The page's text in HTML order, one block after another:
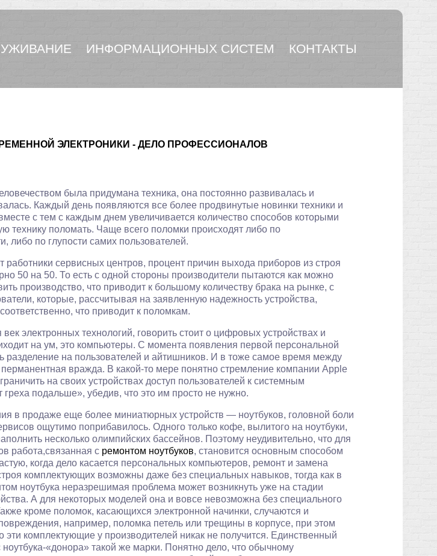
ИНФОРМАЦИОННЫХ СИСТЕМ КОНТАКТЫ
ЭЛЕКТРОНИКИ - ДЕЛО ПРОФЕССИОНАЛОВ
была придумана техника, она постоянно развивалась и
Каждый день появляются все более продвинутые новинки техники и
с тем с каждым днем увеличивается количество способов которыми
технику поломать. Чаще всего поломки происходят либо по
либо по глупости самих пользователей.
работники сервисных центров, процент причин выхода приборов из строя
50 на 50. То есть с одной стороны производители пытаются как можно
производство, что приводит к большому количеству брака на рынке, с
которые, рассчитывая на заявленную надежность устройства,
что приводит к поломкам.
век электронных технологий, говорить стоит о цифровых устройствах и
на ум, это компьютеры. С момента появления первой персональной
разделение на пользователей и айтишников. И в тоже самое время между
вражда. В какой-то мере понятно стремление компании Apple
на своих устройствах доступ пользователей к системным
греха подальше», убедив, что это им просто не нужно.
в продаже еще более миниатюрных устройств — ноутбуков, головной боли
ощутимо поприбавилось. Одного только кофе, вылитого на ноутбуки,
несколько олимпийских бассейнов. Поэтому неудивительно, что для
работа,связанная с ремонтом ноутбуков, становится основным способом
когда дело касается персональных компьютеров, ремонт и замена
комплектующих возможны даже без специальных навыков, тогда как в
ноутбука неразрешимая проблема может возникнуть уже на стадии
А для некоторых моделей она и вовсе невозможна без специального
кроме поломок, касающихся электронной начинки, случаются и
например, поломка петель или трещины в корпусе, при этом
эти комплектующие у производителей никак не получится. Единственный
ноутбука-«донора» такой же марки. Понятно дело, что обычному